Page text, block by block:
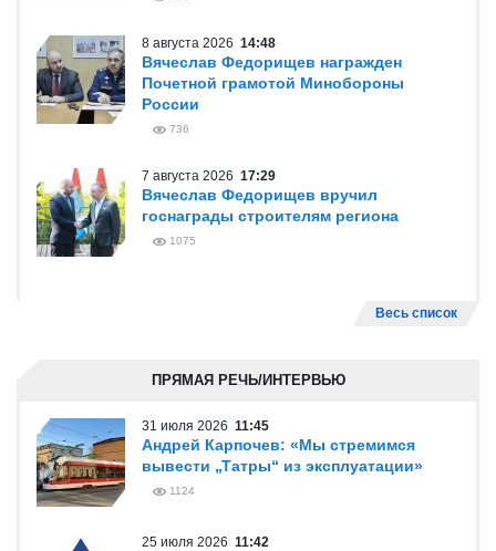
8 августа 2026 14:48
Вячеслав Федорищев награжден
Почетной грамотой Минобороны
России
736
7 августа 2026 17:29
Вячеслав Федорищев вручил
госнаграды строителям региона
1075
Весь список
ПРЯМАЯ РЕЧЬ/ИНТЕРВЬЮ
31 июля 2026 11:45
Андрей Карпочев: «Мы стремимся
вывести „Татры“ из эксплуатации»
1124
25 июля 2026 11:42